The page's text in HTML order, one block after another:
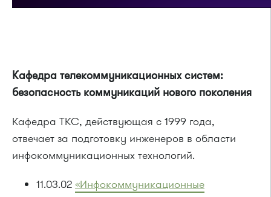
Кафедра телекоммуникационных систем:
безопасность коммуникаций нового поколения
Кафедра ТКС, действующая с 1999 года,
отвечает за подготовку инженеров в области
инфокоммуникационных технологий.
11.03.02 «Инфокоммуникационные